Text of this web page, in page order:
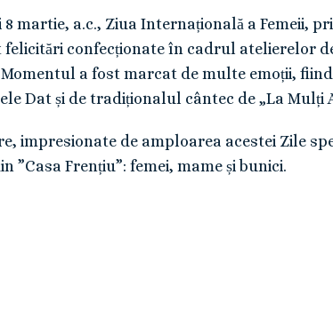
martie, a.c., Ziua Internațională a Femeii,
confecționate în cadrul atelierelor
a fost marcat de multe emoții,
Dat și de tradiționalul cântec de „La Mulți
impresionate de amploarea acestei Zile
”Casa Frențiu”: femei, mame și bunici.